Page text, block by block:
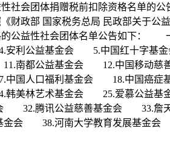
性社会团体捐赠税前扣除资格名单
财政部 国家税务总局 民政部关于公
的公益性社会团体名单公告如下
利公益基金会 5.中国红十字基
都公益基金会 12.中国移动慈
国人口福利基金会 18.中国癌症
美林艺术基金会 25.爱慕公益
32.腾讯公益慈善基金会 33.詹
金会 38.河南大学教育发展基金